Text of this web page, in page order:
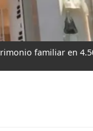
familiar en